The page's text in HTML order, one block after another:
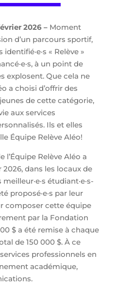
2026 –Moment
d’un parcours sportif,
« Relève »
à un point de
explosent. Que cela ne
a choisi d’offrir des
de cette catégorie,
aux services
Ils et elles
Équipe Relève Aléo!
Relève Aléo a
2026, dans les locaux de
étudiant·e·s-
proposé·e·s par leur
composer cette équipe
par la Fondation
$ a été remise à chaque
de 150 000 $. À ce
professionnels en
académique,